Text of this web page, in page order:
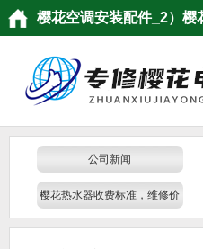
樱花空调安装配件_2）
制冷剂，需要注意什么事
直接排气有
公司新闻
樱花热水器收费标准，维修价